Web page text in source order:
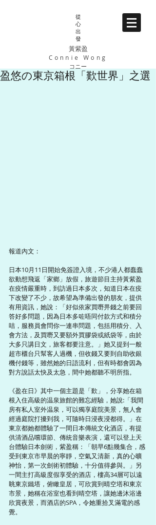
從
心
出
發
黃紫盈
Connie Wong
コニー
盈悠の東京箱根「歎世界」之選
報道內文：
日本10月11日開始免簽證入境，不少港人都蠢蠢
欲動想飛返「家鄉」放假，旅遊節目主持黃紫盈
在疫情嚴重時，到訪過日本多次，知道日本在疫
下改變了不少，故希望為準備出發的朋友，提供
有用資訊，她說：「好似依家買嘢畀錢之前要回
答好多問題，因為日本多咗唔同付款方式和積分
咭，服務員會問你一連串問題，包括用積分、入
會方法，及買嘢又要額外買膠袋或紙袋等，由於
大多只講日文，旅客都要注意。」她又提到一般
超市櫃台只幫客人過機，但收錢又要到自助收銀
機付錢等，雖然她的日語流利，但有時都會因為
對方說話太快及太急，間中她都聽不明所指。
《盈在日》其中一個主題是「歎」，分享她在箱
根入住高級的温泉旅館的難忘經驗，她說:「我間
房有私人室外温泉，可以獨享庭院美景，無人會
經過庭院打擾到我，可隨時日浸夜浸都得。」在
東京都她都體驗了一間日本傳統文化酒店，有提
供清酒品嚐環節、傳統音樂表演，還可以登上天
台體驗日本劍術，紫盈稱：「朝早6點幾集合，感
受到東京市早晨的寧靜，空氣又清新，真的心曠
神怡，第一次劍術初體驗，十分值得參與。」另
一間主打高級度假享受的酒店，樓高34層可以遠
眺東京鐵塔，俯瞰皇居，可欣賞到晴空塔和東京
市景，她稱在浴室也看到晴空塔，讓她邊沐浴邊
欣賞夜景，而酒店的SPA，令她重拾叉滿電的感
覺。